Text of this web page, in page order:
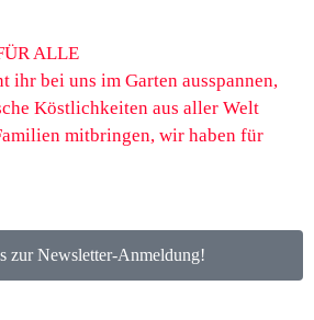
ALLE
ihr bei uns im Garten ausspannen,
Köstlichkeiten aus aller Welt
mitbringen, wir haben für
zur Newsletter-Anmeldung!